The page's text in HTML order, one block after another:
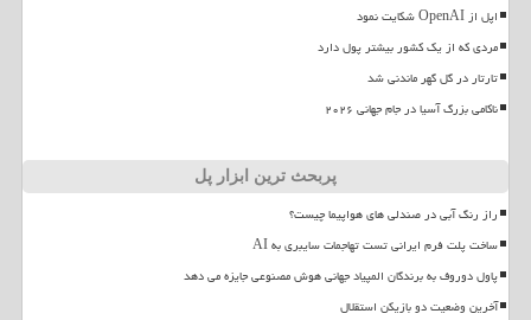
اپل از OpenAI شکایت نمود
مردی که از یک کشور بیشتر پول دارد
تارتار در گل گهر ماندنی شد
ناکامی بزرگ آسیا در جام جهانی ۲۰۲۶
پربحث ترین ابزار پل
راز رنگ آبی در صندلی های هواپیما چیست؟
ساخت پلت فرم ایرانی تست تهاجمات سایبری به AI
پاول دوروف به برندگان المپیاد جهانی هوش مصنوعی جایزه می دهد
آخرین وضعیت دو بازیکن استقلال